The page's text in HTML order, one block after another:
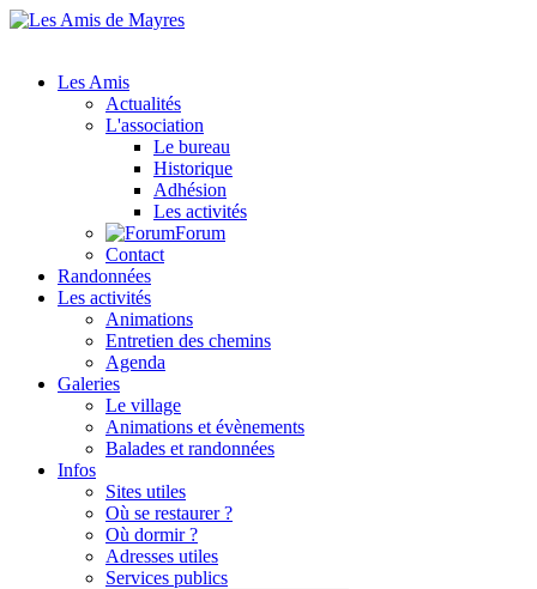
Les Amis
Actualités
L'association
Le bureau
Historique
Adhésion
Les activités
Forum
Contact
Randonnées
Les activités
Animations
Entretien des chemins
Agenda
Galeries
Le village
Animations et évènements
Balades et randonnées
Infos
Sites utiles
Où se restaurer ?
Où dormir ?
Adresses utiles
Services publics